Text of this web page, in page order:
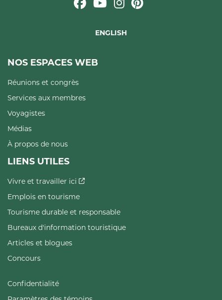
ENGLISH
NOS ESPACES WEB
Réunions et congrès
Services aux membres
Voyagistes
Médias
À propos de nous
LIENS UTILES
Vivre et travailler ici
Emplois en tourisme
Tourisme durable et responsable
Bureaux d'information touristique
Articles et blogues
Concours
Confidentialité